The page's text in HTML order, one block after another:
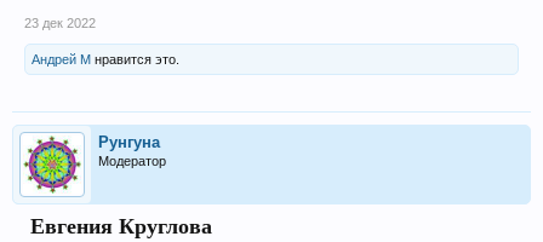
23 дек 2022
Андрей М нравится это.
Рунгуна
Модератор
‍ Евгения Круглова